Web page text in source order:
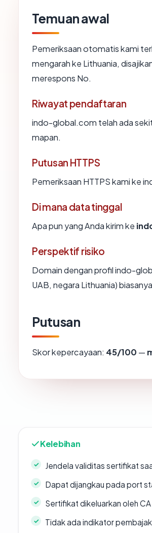
Temuan awal
Pemeriksaan otomatis kami
mengarah ke Lithuania,
merespons No.
Riwayat pendaftaran
indo-global.com telah ada
mapan.
Putusan HTTPS
Pemeriksaan HTTPS kami ke
Di mana data tinggal
Apa pun yang Anda kirim ke
Perspektif risiko
Domain dengan profil indo-
UAB, negara Lithuania)
Putusan
Skor kepercayaan: 45/100 —
Kelebihan
Jendela validitas sertifikat
Dapat dijangkau pada port
Sertifikat dikeluarkan oleh
Tidak ada indikator